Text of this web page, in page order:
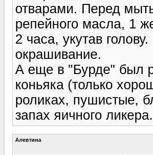
отварами. Перед
репейного масла, 1
2 часа, укутав
окрашивание.
А еще в "Бурде" был
коньяка (только
роликах, пушистые,
запах яичного
Алевтина